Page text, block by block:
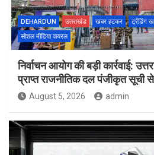
DEHARDUN उत्तराखंड खबर हटकर ट्रेंडिंग
सोशल मीडिया वायरल
निर्वाचन आयोग की बड़ी कार्रवाई:
प्राप्त राजनीतिक दल पंजीकृत सूची
August 5, 2026 admin